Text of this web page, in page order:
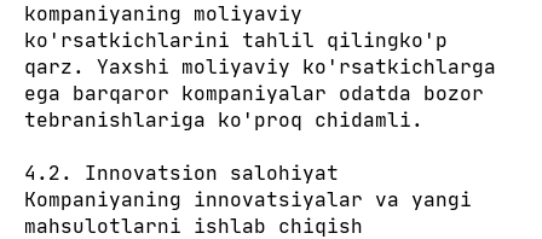
kompaniyaning moliyaviy
ko'rsatkichlarini tahlil qilingko'p
qarz. Yaxshi moliyaviy ko'rsatkichlarga
ega barqaror kompaniyalar odatda bozor
tebranishlariga ko'proq chidamli.
4.2. Innovatsion salohiyat
Kompaniyaning innovatsiyalar va yangi
mahsulotlarni ishlab chiqish